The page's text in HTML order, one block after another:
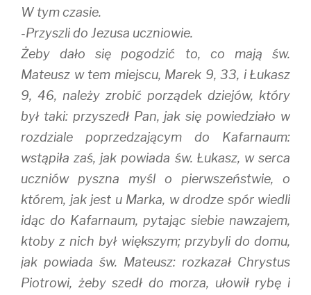
W tym czasie.
-Przyszli do Jezusa uczniowie.
Żeby dało się pogodzić to, co mają św.
Mateusz w tem miejscu, Marek 9, 33, i Łukasz
9, 46, należy zrobić porządek dziejów, który
był taki: przyszedł Pan, jak się powiedziało w
rozdziale poprzedzającym do Kafarnaum:
wstąpiła zaś, jak powiada św. Łukasz, w serca
uczniów pyszna myśl o pierwszeństwie, o
którem, jak jest u Marka, w drodze spór wiedli
idąc do Kafarnaum, pytając siebie nawzajem,
ktoby z nich był większym; przybyli do domu,
jak powiada św. Mateusz: rozkazał Chrystus
Piotrowi, żeby szedł do morza, ułowił rybę i